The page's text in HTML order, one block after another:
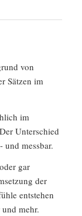
von
Sätzen im
im
Unterschied
und messbar.
gar
der
entstehen
mehr.